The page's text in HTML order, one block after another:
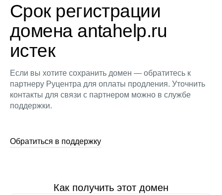
Срок регистрации
домена antahelp.ru
истек
Если вы хотите сохранить домен — обратитесь к
партнеру Руцентра для оплаты продления. Уточнить
контакты для связи с партнером можно в службе
поддержки.
Обратиться в поддержку
Как получить этот домен